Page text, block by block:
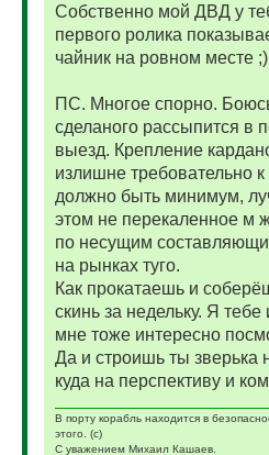
Собственно мой ДВД у
первого ролика
чайник на ровном месте ;)
ПС. Многое спорно.
сделаного рассыпится в
выезд. Крепление
излишне требовательно
должно быть минимум,
этом не перекаленное м
по несущим
на рынках туго.
Как прокатаешь и
скинь за недельку. Я тебе
мне тоже интересно
Да и строишь ты зверька
куда на перспективу и
В порту корабль находится в
этого. (с)
С уважением Михаил Кашаев.